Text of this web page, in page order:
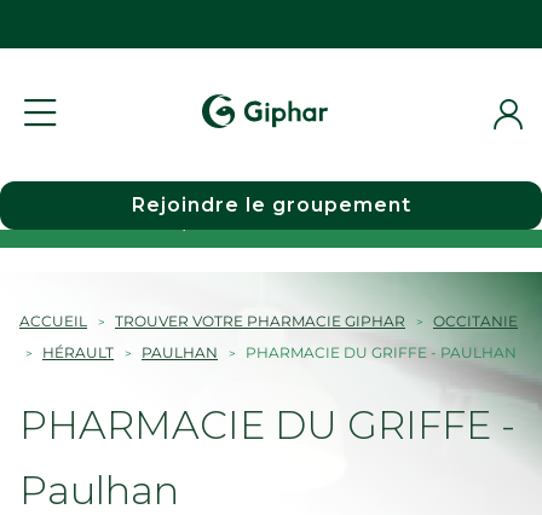
Choisir une pharmacie
Rejoindre le groupement
ACCUEIL TROUVER VOTRE PHARMACIE GIPHAR
OCCITANIE
HÉRAULT
PAULHAN PHARMACIE DU GRIFFE - PAULHAN
PHARMACIE DU GRIFFE -
Paulhan